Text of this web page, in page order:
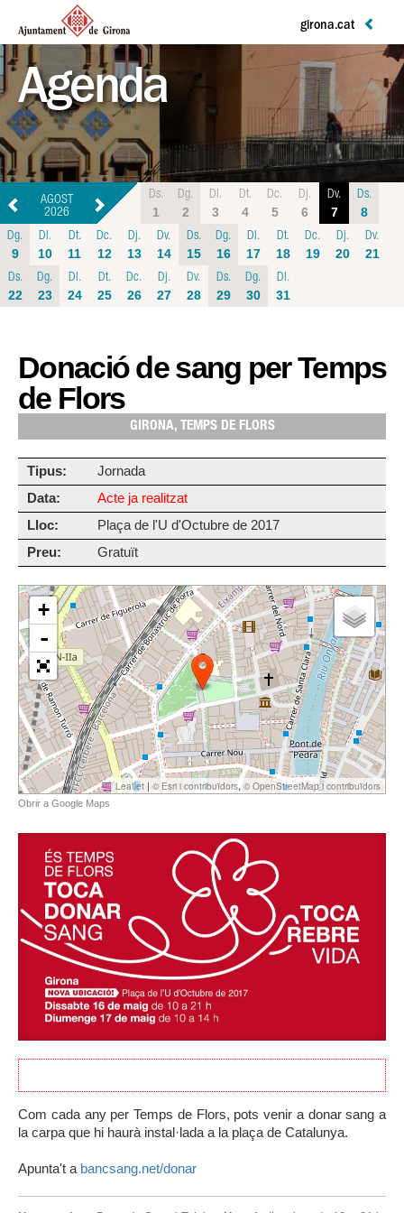
girona.cat
Agenda
AGOST
2026
Ds.
1
Dg.
2
Dl.
3
Dt.
4
Dc.
5
Dj.
6
Dv.
7
Ds.
8
Dg.
9
Dl.
10
Dt.
11
Dc.
12
Dj.
13
Dv.
14
Ds.
15
Dg.
16
Dl.
17
Dt.
18
Dc.
19
Dj.
20
Dv.
21
Ds.
22
Dg.
23
Dl.
24
Dt.
25
Dc.
26
Dj.
27
Dv.
28
Ds.
29
Dg.
30
Dl.
31
Donació de sang per Temps
de Flors
GIRONA, TEMPS DE FLORS
Tipus:
Jornada
Data:
Acte ja realitzat
Lloc:
Plaça de l'U d'Octubre de 2017
Preu:
Gratuït
Com cada any per Temps de Flors, pots venir a donar sang a
la carpa que hi haurà instal·lada a la plaça de Catalunya.
Apunta't a bancsang.net/donar